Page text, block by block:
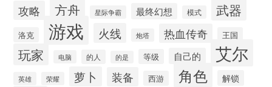
攻略 方舟 星际争霸 最终幻想 模式 武器
洛克 游戏 火线 炮塔 热血传奇 王国
玩家 电脑 的人 的是 等级 自己的 艾尔
英雄 荣耀 萝卜 装备 西游 角色 解锁